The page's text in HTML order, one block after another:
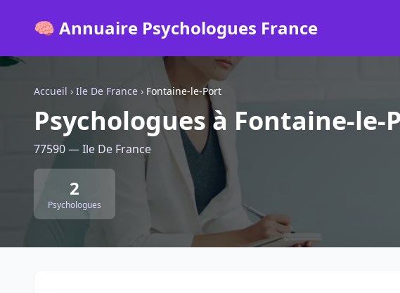
🧠 Annuaire Psychologues France
Accueil › Ile De France › Fontaine-le-Port
Psychologues à Fontaine-le-
77590 — Ile De France
2
Psychologues